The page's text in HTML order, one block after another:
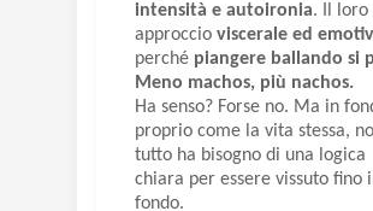
intensità e autoironia. Il loro
approccio viscerale ed
perché piangere ballando si
Meno machos, più nachos.
Ha senso? Forse no. Ma in
proprio come la vita stessa,
tutto ha bisogno di una logica
chiara per essere vissuto fino
fondo.